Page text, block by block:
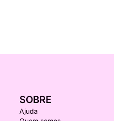
SOBRE
Ajuda